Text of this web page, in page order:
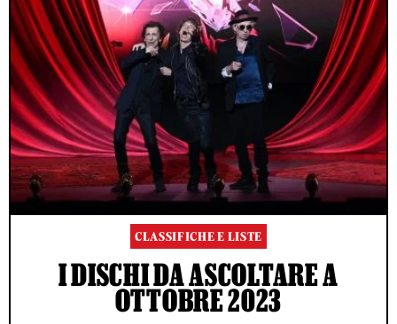
CLASSIFICHE E LISTE
I DISCHI DA ASCOLTARE A
OTTOBRE 2023